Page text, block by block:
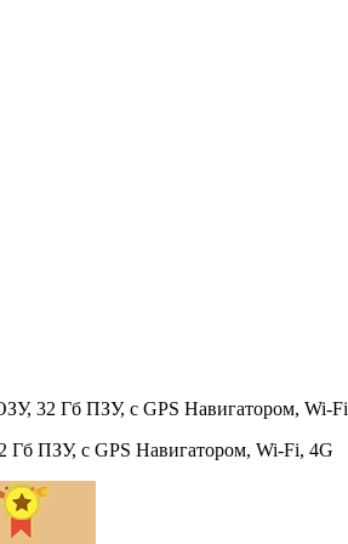
32 Гб ПЗУ, с GPS Навигатором, Wi-
Гб ПЗУ, с GPS Навигатором, Wi-Fi, 4G